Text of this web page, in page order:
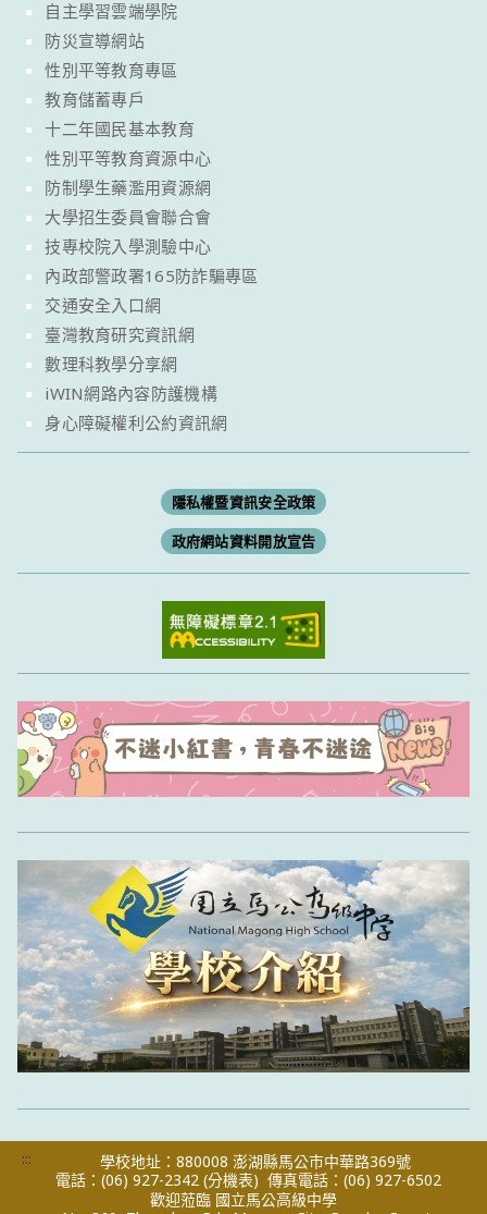
自主學習雲端學院
防災宣導網站
性別平等教育專區
教育儲蓄專戶
十二年國民基本教育
性別平等教育資源中心
防制學生藥濫用資源網
大學招生委員會聯合會
技專校院入學測驗中心
內政部警政署165防詐騙專區
交通安全入口網
臺灣教育研究資訊網
數理科教學分享網
iWIN網路內容防護機構
身心障礙權利公約資訊網
隱私權暨資訊安全政策
政府網站資料開放宣告
:::
學校地址：880008 澎湖縣馬公市中華路369號
電話：(06) 927-2342 (分機表) 傳真電話：(06) 927-6502
歡迎蒞臨 國立馬公高級中學